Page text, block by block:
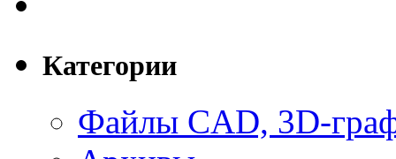
Категории
Файлы CAD, 3D-